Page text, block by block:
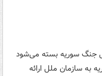
به سازمان ملل ارائه